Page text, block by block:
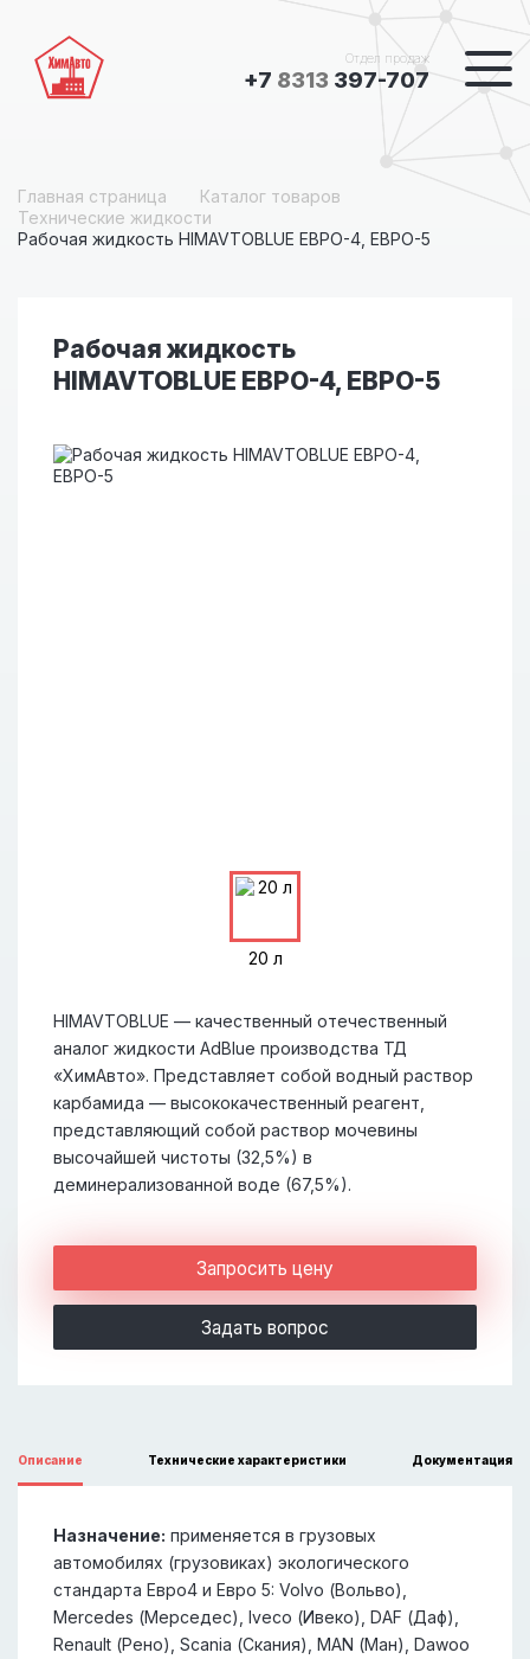
Отдел продаж
+7 8313 397-707
Главная страница
Каталог товаров
Технические жидкости
Рабочая жидкость HIMAVTOBLUE ЕВРО-4, ЕВРО-5
Рабочая жидкость
HIMAVTOBLUE ЕВРО-4, ЕВРО-5
HIMAVTOBLUE — качественный отечественный
аналог жидкости AdBlue производства ТД
«ХимАвто». Представляет собой водный раствор
карбамида — высококачественный реагент,
представляющий собой раствор мочевины
высочайшей чистоты (32,5%) в
деминерализованной воде (67,5%).
20 л
Запросить цену
Задать вопрос
Описание Технические характеристики Документация
Назначение: применяется в грузовых
автомобилях (грузовиках) экологического
стандарта Евро4 и Евро 5: Volvo (Вольво),
Mercedes (Мерседес), Iveco (Ивеко), DAF (Даф),
Renault (Рено), Scania (Скания), MAN (Ман), Dawoo